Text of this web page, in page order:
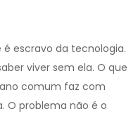
é escravo da tecnologia.
viver sem ela. O que
comum faz com
O problema não é o